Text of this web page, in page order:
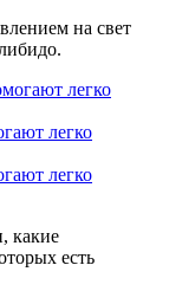
на свет
легко
легко
какие
есть